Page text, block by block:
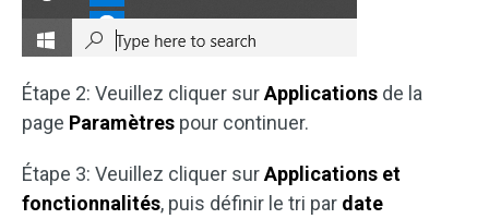
Étape 2: Veuillez cliquer surApplications de la
page Paramètres pour continuer.
Étape 3: Veuillez cliquer surApplications et
fonctionnalités, puis définir le tri par date